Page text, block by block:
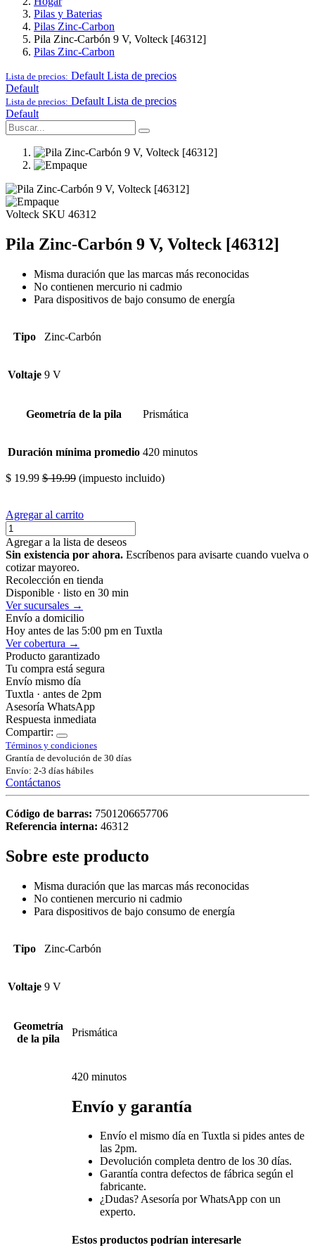
Pilas y Baterias
Pilas Zinc-Carbon
Pila Zinc-Carbón 9 V, Volteck [46312]
Pilas Zinc-Carbon
Lista de precios: Default Lista de precios
Default
Lista de precios: Default Lista de precios
Default
Volteck SKU 46312
Pila Zinc-Carbón 9 V, Volteck [46312]
Misma duración que las marcas más reconocidas
No contienen mercurio ni cadmio
Para dispositivos de bajo consumo de energía
Tipo Zinc-Carbón
Voltaje 9 V
Geometría de la pila Prismática
Duración mínima promedio 420 minutos
$ 19.99 $19.99 (impuesto incluido)
Agregar al carrito
Agregar a la lista de deseos
Sin existencia por ahora. Escríbenos para avisarte cuando vuelva o
cotizar mayoreo.
Recolección en tienda
Disponible · listo en 30 min
Ver sucursales →
Envío a domicilio
Hoy antes de las 5:00 pm en Tuxtla
Ver cobertura →
Producto garantizado
Tu compra está segura
Envío mismo día
Tuxtla · antes de 2pm
Asesoría WhatsApp
Respuesta inmediata
Compartir:
Términos y condiciones
Grantía de devolución de 30 días
Envío: 2-3 días hábiles
Contáctanos
Código de barras: 7501206657706
Referencia interna: 46312
Sobre este producto
Misma duración que las marcas más reconocidas
No contienen mercurio ni cadmio
Para dispositivos de bajo consumo de energía
Tipo Zinc-Carbón
Voltaje 9 V
Geometría
de la pila
Prismática
420 minutos
Envío y garantía
Envío el mismo día en Tuxtla si pides antes de
las 2pm.
Devolución completa dentro de los 30 días.
Garantía contra defectos de fábrica según el
fabricante.
¿Dudas? Asesoría por WhatsApp con un
experto.
Estos productos podrían interesarle